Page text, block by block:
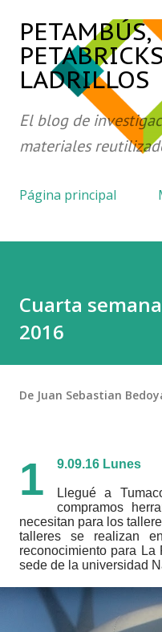
Ir al
PETAMBÚS,
LADRILLOS
El blog de
materiales
Página principal
Cuarta
2016
De Juan Sebastian
1 9.09.16 Lunes
Llegué a
compramos
necesitan para los
talleres se realizan
reconocimiento para
sede de la universidad